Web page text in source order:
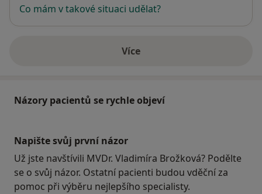
Co mám v takové situaci udělat?
Víceo adrese
Názory pacientů se rychle objeví
Napište svůj první názor
Už jste navštívili MVDr. Vladimíra Brožková? Podělte
se o svůj názor. Ostatní pacienti budou vděční za
pomoc při výběru nejlepšího specialisty.